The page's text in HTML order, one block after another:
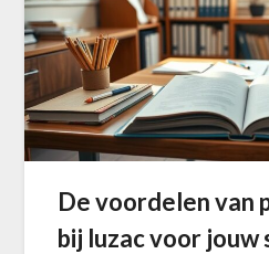
De voordelen van
bij luzac voor jouw